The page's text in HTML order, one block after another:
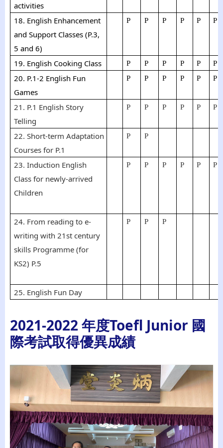
activities
18. English Enhancement
and Support Classes (P.3,
5 and 6)
P P P P P P
19. English Cooking Class P P P P P P
20. P.1-2 English Fun
Games
P P P P P P
21. P.1 English Story
Telling
P P P P P P
22. Short-term Adaptation
Courses for P.1
P P
23. Induction English
Class for newly-arrived
Children
P P P P P P
24. From reading to e-
writing with 21st century
skills Programme (for
KS2) P.5
P P P
25. English Fun Day
2021-2022 年度Toefl Junior 國
際考試取得優異成績